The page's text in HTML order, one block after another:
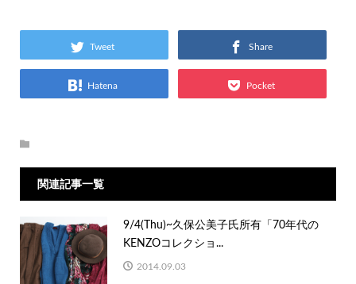
Tweet Share
Hatena Pocket
関連記事一覧
9/4(Thu)~久保公美子氏所有「70年代の
KENZOコレクショ...
2014.09.03